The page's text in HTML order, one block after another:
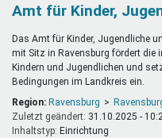
Amt für Kinder,
Das Amt für Kinder, Jugendliche
mit Sitz in Ravensburg fördert die
Kindern und Jugendlichen und
Bedingungen im Landkreis ein.
Region: Ravensburg
Zuletzt geändert: 31.10.2025 -
Inhaltstyp:
einrichtung